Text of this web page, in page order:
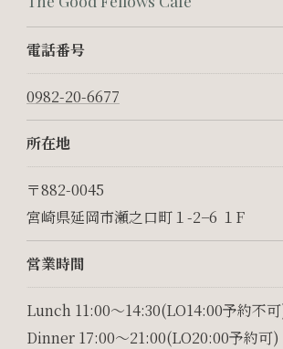
電話番号
0982-20-6677
所在地
〒882-0045
宮崎県延岡市瀬之口町１-2−6 １F
営業時間
Lunch 11:00～14:30(LO14:00予約不
Dinner 17:00～21:00(LO20:00予約可)
お問い合わせ・ご相談はこち